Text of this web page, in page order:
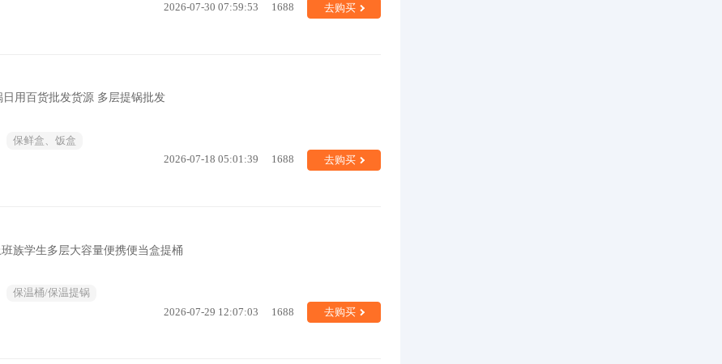
2026-07-30 07:59:53 1688 去购买
用百货批发货源 多层提锅批发
保鲜盒、饭盒
2026-07-18 05:01:39 1688 去购买
族学生多层大容量便携便当盒提桶
保温桶/保温提锅
2026-07-29 12:07:03 1688 去购买